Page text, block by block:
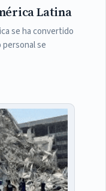
Latina
se ha convertido
se